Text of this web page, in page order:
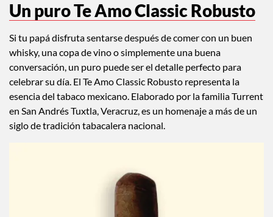
Un puro Te Amo Classic Robusto
Si tu papá disfruta sentarse después de comer con un buen
whisky, una copa de vino o simplemente una buena
conversación, un puro puede ser el detalle perfecto para
celebrar su día. El Te Amo Classic Robusto representa la
esencia del tabaco mexicano. Elaborado por la familia Turrent
en San Andrés Tuxtla, Veracruz, es un homenaje a más de un
siglo de tradición tabacalera nacional.